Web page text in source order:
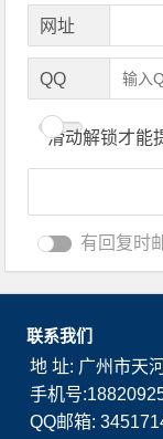
网址
QQ
滑动解锁才能
有回复时
联系我们
地 址: 广州市天
手机号
QQ邮箱: